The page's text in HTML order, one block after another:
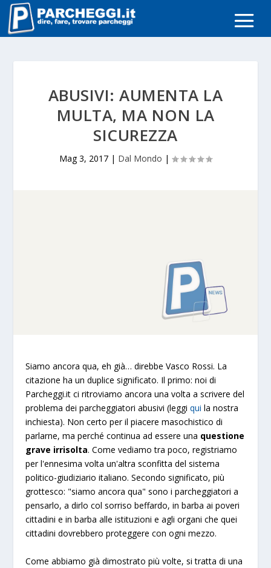
ABUSIVI: AUMENTA LA
MULTA, MA NON LA
SICUREZZA
Mag 3, 2017 | Dal Mondo |
Siamo ancora qua, eh già… direbbe Vasco Rossi. La
citazione ha un duplice significato. Il primo: noi di
Parcheggi.it ci ritroviamo ancora una volta a scrivere del
problema dei parcheggiatori abusivi (leggiqui la nostra
inchiesta). Non certo per il piacere masochistico di
parlarne, ma perché continua ad essere una questione
grave irrisolta. Come vediamo tra poco, registriamo
per l'ennesima volta un'altra sconfitta del sistema
politico-giudiziario italiano. Secondo significato, più
grottesco: "siamo ancora qua" sono i parcheggiatori a
pensarlo, a dirlo col sorriso beffardo, in barba ai poveri
cittadini e in barba alle istituzioni e agli organi che quei
cittadini dovrebbero proteggere con ogni mezzo.
Come abbiamo già dimostrato più volte, si tratta di una